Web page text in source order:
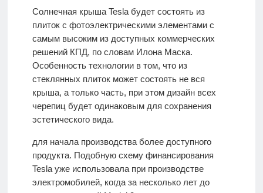
Солнечная крыша Tesla будет состоять из
плиток с фотоэлектрическими элементами с
самым высоким из доступных коммерческих
решений КПД, по словам Илона Маска.
Особенность технологии в том, что из
стеклянных плиток может состоять не вся
крыша, а только часть, при этом дизайн всех
черепиц будет одинаковым для сохранения
эстетического вида.
для начала производства более доступного
продукта. Подобную схему финансирования
Tesla уже использовала при производстве
электромобилей, когда за несколько лет до